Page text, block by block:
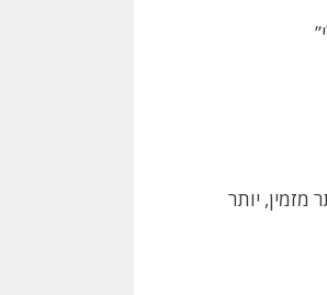
יותר מזמין, יותר